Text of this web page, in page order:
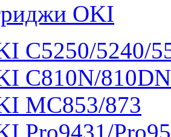
OKI
C5250/5240/
C810N/
MC853/873